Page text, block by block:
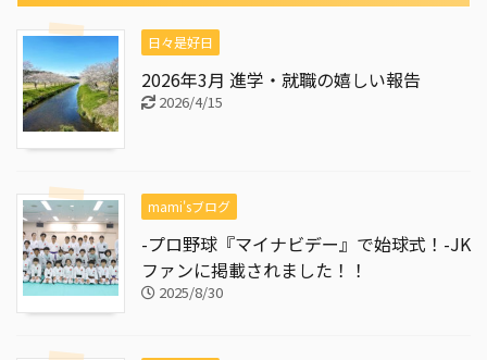
日々是好日
2026年3月 進学・就職の嬉しい報告
2026/4/15
mami'sブログ
-プロ野球『マイナビデー』で始球式！-JK
ファンに掲載されました！！
2025/8/30